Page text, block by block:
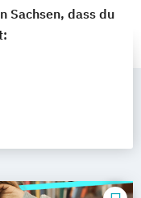
Sachsen, dass du